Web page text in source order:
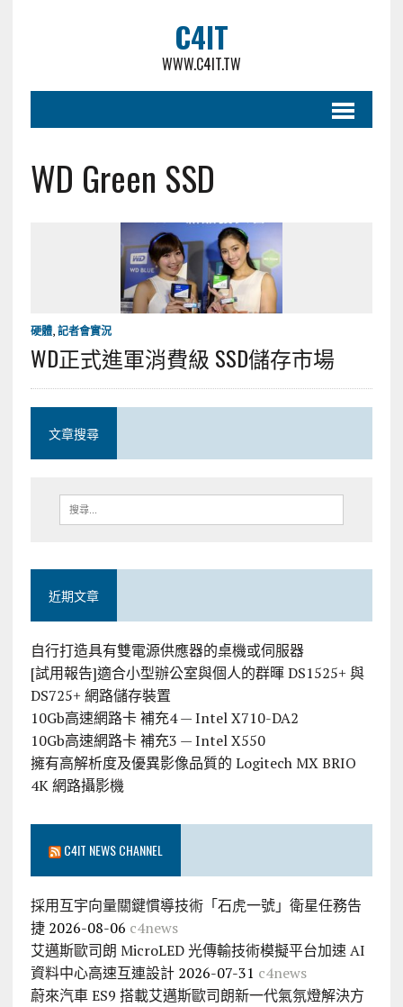
C4IT
WWW.C4IT.TW
WD Green SSD
硬體, 記者會實況
WD正式進軍消費級 SSD儲存市場
文章搜尋
近期文章
自行打造具有雙電源供應器的桌機或伺服器
[試用報告]適合小型辦公室與個人的群暉 DS1525+ 與
DS725+ 網路儲存裝置
10Gb高速網路卡 補充4 — Intel X710-DA2
10Gb高速網路卡 補充3 — Intel X550
擁有高解析度及優異影像品質的 Logitech MX BRIO
4K 網路攝影機
C4IT NEWS CHANNEL
採用互宇向量關鍵慣導技術「石虎一號」衛星任務告
捷 2026-08-06 c4news
艾邁斯歐司朗 MicroLED 光傳輸技術模擬平台加速 AI
資料中心高速互連設計 2026-07-31 c4news
蔚來汽車 ES9 搭載艾邁斯歐司朗新一代氣氛燈解決方